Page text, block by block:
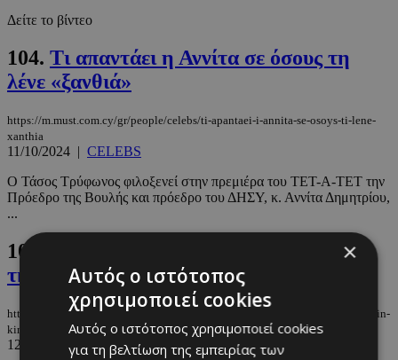
Δείτε το βίντεο
104. Τι απαντάει η Αννίτα σε όσους τη
λένε «ξανθιά»
https://m.must.com.cy/gr/people/celebs/ti-apantaei-i-annita-se-osoys-ti-lene-
xanthia
11/10/2024 | CELEBS
Ο Τάσος Τρύφωνος φιλοξενεί στην πρεμιέρα του ΤΕΤ-Α-ΤΕΤ την
Πρόεδρο της Βουλής και πρόεδρο του ΔΗΣΥ, κ. Αννίτα Δημητρίου,
...
105.
To φόρεμα που επέλεξε η Αννίτα για
την Κίνα
https://m.must.com.cy/gr/people/celebs/to-forema-poy-epelexe-i-annita-gia-tin-
kina
12/10/2024 | CELEBS
×
Αυτός ο ιστότοπος
χρησιμοποιεί cookies
Αυτός ο ιστότοπος χρησιμοποιεί cookies
για τη βελτίωση της εμπειρίας των